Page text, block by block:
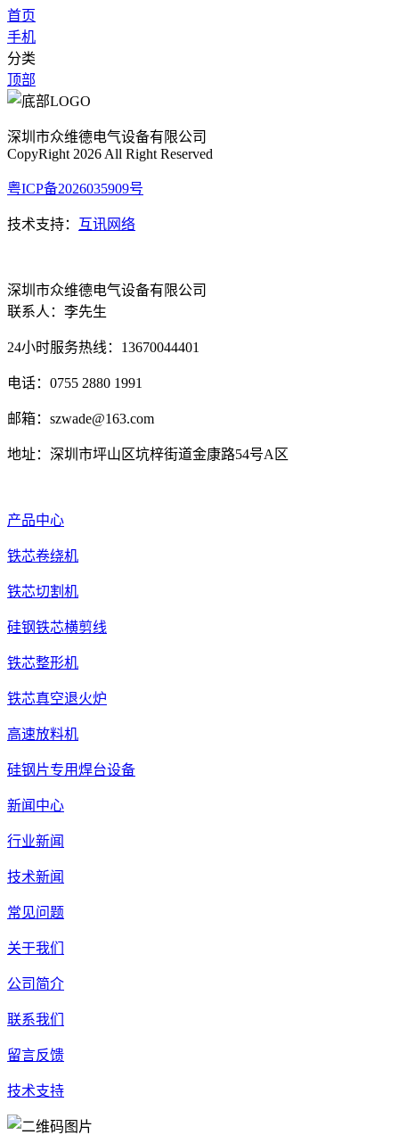
首页
手机
分类
顶部
深圳市众维德电气设备有限公司
CopyRight 2026 All Right Reserved
粤ICP备2026035909号
技术支持： 互讯网络
深圳市众维德电气设备有限公司
联系人：李先生
24小时服务热线：13670044401
电话：0755 2880 1991
邮箱：szwade@163.com
地址：深圳市坪山区坑梓街道金康路54号A区
产品中心
铁芯卷绕机
铁芯切割机
硅钢铁芯横剪线
铁芯整形机
铁芯真空退火炉
高速放料机
硅钢片专用焊台设备
新闻中心
行业新闻
技术新闻
常见问题
关于我们
公司简介
联系我们
留言反馈
技术支持